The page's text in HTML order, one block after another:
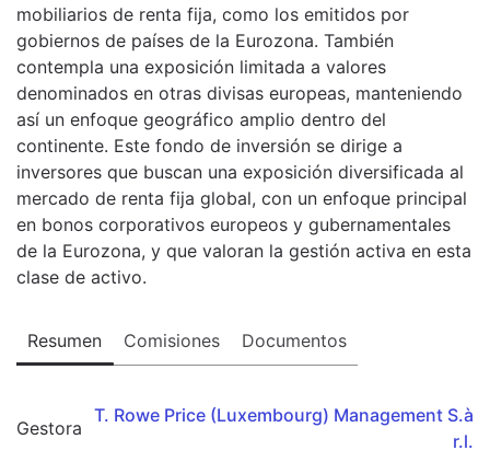
mobiliarios de renta fija, como los emitidos por
gobiernos de países de la Eurozona. También
contempla una exposición limitada a valores
denominados en otras divisas europeas, manteniendo
así un enfoque geográfico amplio dentro del
continente. Este fondo de inversión se dirige a
inversores que buscan una exposición diversificada al
mercado de renta fija global, con un enfoque principal
en bonos corporativos europeos y gubernamentales
de la Eurozona, y que valoran la gestión activa en esta
clase de activo.
Resumen Comisiones Documentos
Gestora
T. Rowe Price (Luxembourg) Management S.à
r.l.